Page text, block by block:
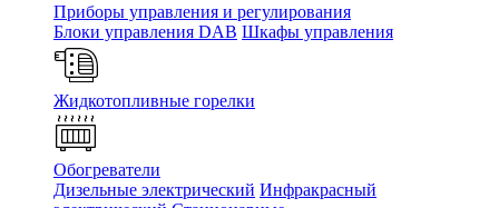
Приборы управления и регулирования
Блоки управления DAB Шкафы управления
Жидкотопливные горелки
Обогреватели
Дизельные электрический Инфракрасный